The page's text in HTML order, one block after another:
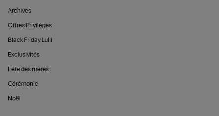
Archives
Offres Privilèges
Black Friday Lulli
Exclusivités
Fête des mères
Cérémonie
Noël